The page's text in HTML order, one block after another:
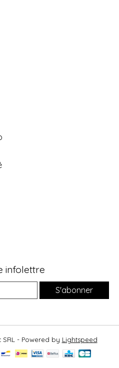
infolettre
S'abonner
- Powered by Lightspeed